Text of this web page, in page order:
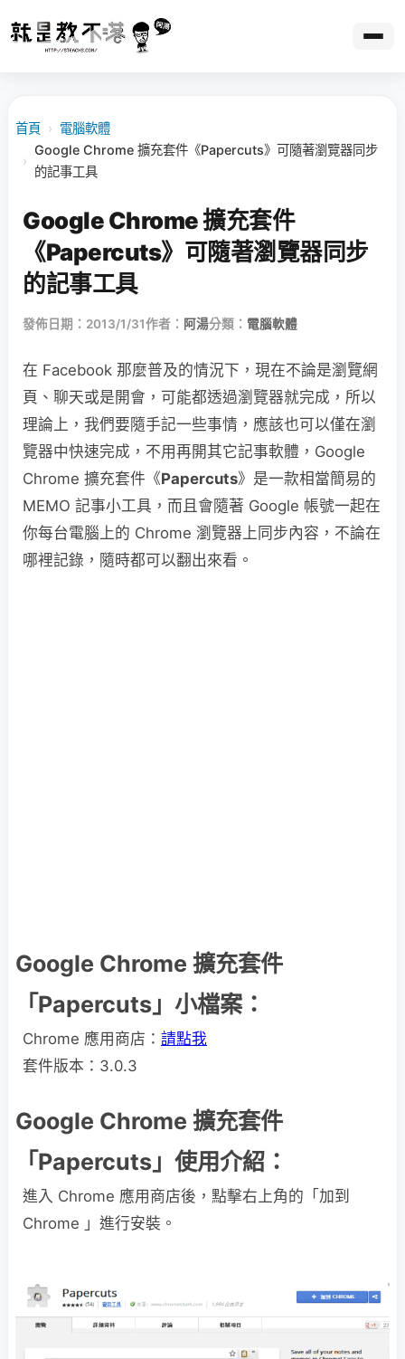
首頁 › 電腦軟體
›
Google Chrome 擴充套件《Papercuts》可隨著瀏覽器同步
的記事工具
Google Chrome 擴充套件
《Papercuts》可隨著瀏覽器同步
的記事工具
發佈日期：2013/1/31作者： 阿湯分類： 電腦軟體
在 Facebook 那麼普及的情況下，現在不論是瀏覽網
頁、聊天或是開會，可能都透過瀏覽器就完成，所以
理論上，我們要隨手記一些事情，應該也可以僅在瀏
覽器中快速完成，不用再開其它記事軟體，Google
Chrome 擴充套件《Papercuts》是一款相當簡易的
MEMO 記事小工具，而且會隨著 Google 帳號一起在
你每台電腦上的 Chrome 瀏覽器上同步內容，不論在
哪裡記錄，隨時都可以翻出來看。
Google Chrome 擴充套件
「Papercuts」小檔案：
Chrome 應用商店： 請點我
套件版本：3.0.3
Google Chrome 擴充套件
「Papercuts」使用介紹：
進入 Chrome 應用商店後，點擊右上角的「加到
Chrome 」進行安裝。